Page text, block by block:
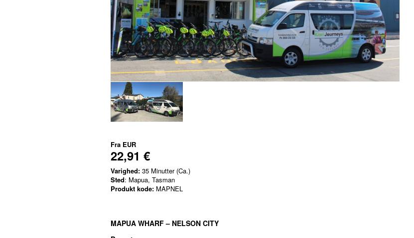
Fra EUR
22,91 €
Varighed: 35 Minutter (Ca.)
Sted: Mapua, Tasman
Produkt kode: MAPNEL
MAPUA WHARF – NELSON CITY